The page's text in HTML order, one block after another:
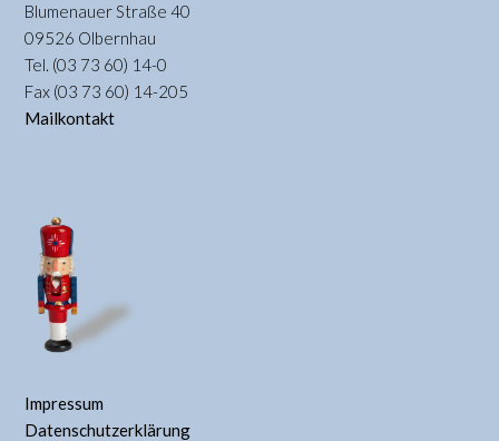
Blumenauer Straße 40
09526 Olbernhau
Tel. (03 73 60) 14-0
Fax (03 73 60) 14-205
Mailkontakt
Impressum
Datenschutzerklärung